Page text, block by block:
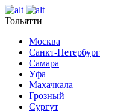
Тольятти
Москва
Санкт-Петербург
Самара
Уфа
Махачкала
Грозный
Сургут